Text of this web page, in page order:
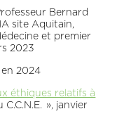
Bernard
site Aquitain,
et premier
2023
en 2024
éthiques relatifs à
C.C.N.E. », janvier